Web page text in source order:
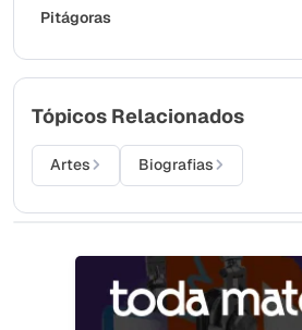
Pitágoras
Tópicos Relacionados
Artes Biografias